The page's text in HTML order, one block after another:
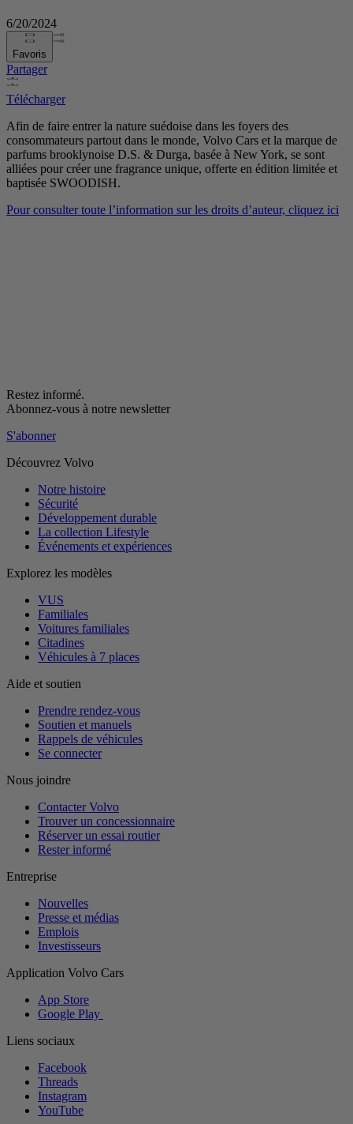
6/20/2024
Favoris
Partager
Télécharger
Afin de faire entrer la nature suédoise dans les foyers des
consommateurs partout dans le monde, Volvo Cars et la marque de
parfums brooklynoise D.S. & Durga, basée à New York, se sont
alliées pour créer une fragrance unique, offerte en édition limitée et
baptisée SWOODISH.
Pour consulter toute l’information sur les droits d’auteur, cliquez ici